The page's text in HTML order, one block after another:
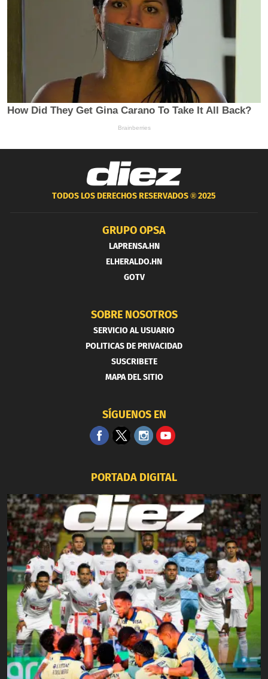
TODOS LOS DERECHOS RESERVADOS ®2025
GRUPO OPSA
LAPRENSA.HN
ELHERALDO.HN
GOTV
SOBRE NOSOTROS
SERVICIO AL USUARIO
POLITICAS DE PRIVACIDAD
SUSCRIBETE
MAPA DEL SITIO
SÍGUENOS EN
PORTADA DIGITAL